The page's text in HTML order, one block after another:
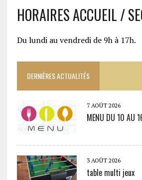
HORAIRES ACCUEIL /
Du lundi au vendredi de 9h à 17h.
DERNIÈRES ACTUALITÉS
7 AOÛT 2026
MENU DU 10 AU
3 AOÛT 2026
table multi jeux